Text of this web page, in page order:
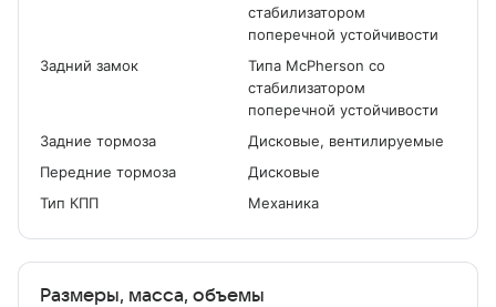
стабилизатором
поперечной устойчивости
Задний замок
Типа McPherson со
стабилизатором
поперечной устойчивости
Задние тормоза
Дисковые, вентилируемые
Передние тормоза
Дисковые
Тип КПП
Механика
Размеры, масса, объемы